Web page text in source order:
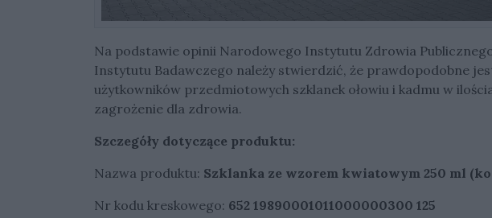
Na podstawie opinii Narodowego Instytutu Zdrowia
Instytutu Badawczego należy stwierdzić, że prawdopodobne
użytkowników przedmiotowych szklanek ołowiu i kadmu w
zagrożenie dla zdrowia.
Szczegóły dotyczące produktu:
Nazwa produktu: Szklanka ze wzorem kwiatowym 250 ml
Nr kodu kreskowego: 652 19890001011000000300 125